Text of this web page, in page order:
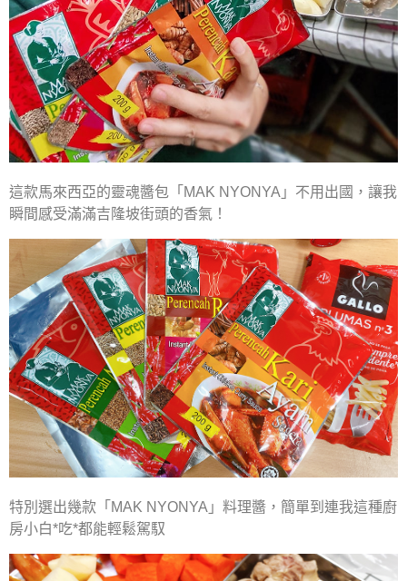
這款馬來西亞的靈魂醬包「MAK NYONYA」不用出國，讓我
瞬間感受滿滿吉隆坡街頭的香氣！
特別選出幾款「MAK NYONYA」料理醬，簡單到連我這種廚
房小白*吃*都能輕鬆駕馭